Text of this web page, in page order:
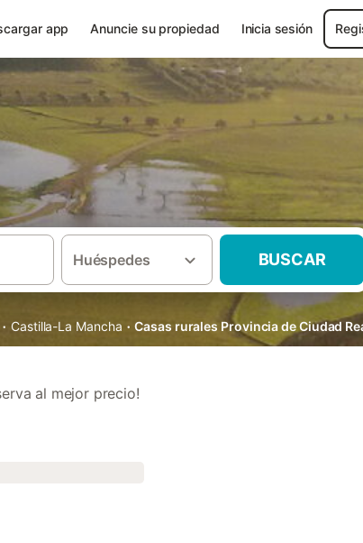
app Anuncie su propiedad Inicia sesión
Huéspedes BUSCAR
· Castilla-La Mancha · Casas rurales Provincia de Ciudad
al mejor precio!